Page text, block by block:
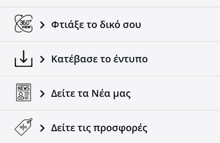
Φτιάξε το δικό σου
Κατέβασε το έντυπο
Δείτε τα Νέα μας
Δείτε τις προσφορές